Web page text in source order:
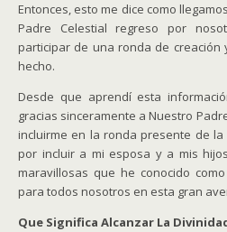
Entonces, esto me dice como
Padre Celestial regreso por
participar de una ronda de creación
hecho.
Desde que aprendí esta
gracias sinceramente a Nuestro
incluirme en la ronda presente de la
por incluir a mi esposa y a mis
maravillosas que he conocido
para todos nosotros en esta gran
Que Significa Alcanzar La